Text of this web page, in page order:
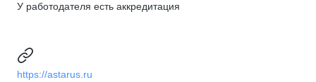
У работодателя есть аккредитация
https://astarus.ru